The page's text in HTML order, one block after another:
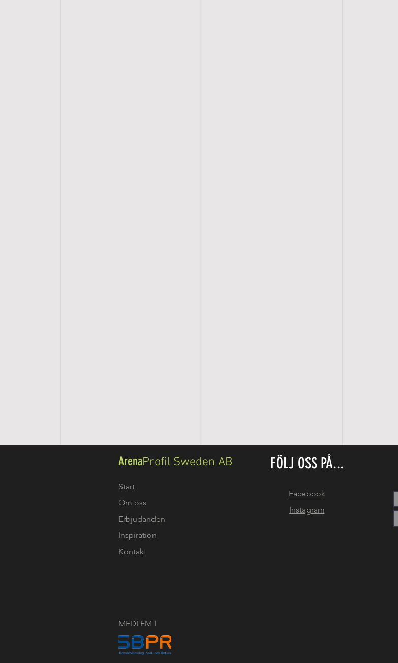
ArenaProfil Sweden AB
Start
Om oss
Erbjudanden
Inspiration
Kontakt
FÖLJ OSS PÅ...
Facebook
Instagram
MEDLEM I